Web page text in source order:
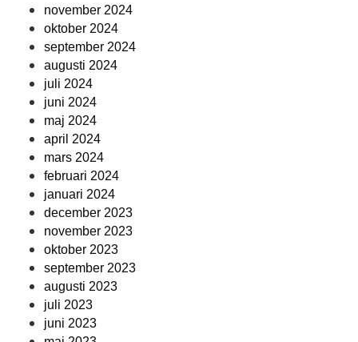
november 2024
oktober 2024
september 2024
augusti 2024
juli 2024
juni 2024
maj 2024
april 2024
mars 2024
februari 2024
januari 2024
december 2023
november 2023
oktober 2023
september 2023
augusti 2023
juli 2023
juni 2023